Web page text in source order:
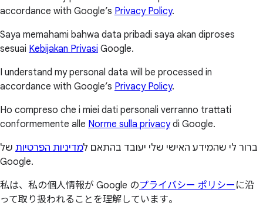
accordance with Google’s Privacy Policy.
Saya memahami bahwa data pribadi saya akan diproses
sesuai Kebijakan Privasi Google.
I understand my personal data will be processed in
accordance with Google’s Privacy Policy.
Ho compreso che i miei dati personali verranno trattati
conformemente alle Norme sulla privacydi Google.
ברור לי שהמידע האישי שלי יעובד בהתאם למדיניות הפרטיות של
Google.
私は、私の個人情報が Google のプライバシー ポリシー に沿
って取り扱われることを理解しています。